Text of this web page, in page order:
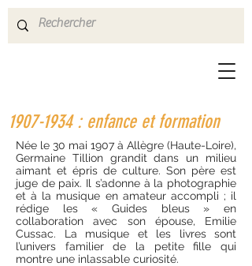
1907-1934: enfance et formation
Née le 30 mai 1907 à Allègre (Haute-Loire),
Germaine Tillion grandit dans un milieu
aimant et épris de culture. Son père est
juge de paix. Il s’adonne à la photographie
et à la musique en amateur accompli ; il
rédige les « Guides bleus » en
collaboration avec son épouse, Emilie
Cussac. La musique et les livres sont
l’univers familier de la petite fille qui
montre une inlassable curiosité.